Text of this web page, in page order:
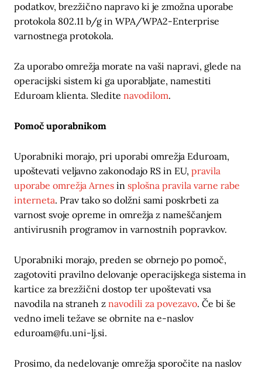
podatkov, brezžično napravo ki je zmožna uporabe
protokola 802.11 b/g in WPA/WPA2-Enterprise
varnostnega protokola.
Za uporabo omrežja morate na vaši napravi, glede na
operacijski sistem ki ga uporabljate, namestiti
Eduroam klienta. Sledite navodilom.
Pomoč uporabnikom
Uporabniki morajo, pri uporabi omrežja Eduroam,
upoštevati veljavno zakonodajo RS in EU, pravila
uporabe omrežja Arnes in splošna pravila varne rabe
interneta. Prav tako so dolžni sami poskrbeti za
varnost svoje opreme in omrežja z nameščanjem
antivirusnih programov in varnostnih popravkov.
Uporabniki morajo, preden se obrnejo po pomoč,
zagotoviti pravilno delovanje operacijskega sistema in
kartice za brezžični dostop ter upoštevati vsa
navodila na straneh z navodili za povezavo. Če bi še
vedno imeli težave se obrnite na e-naslov
eduroam@fu.uni-lj.si.
Prosimo, da nedelovanje omrežja sporočite na naslov